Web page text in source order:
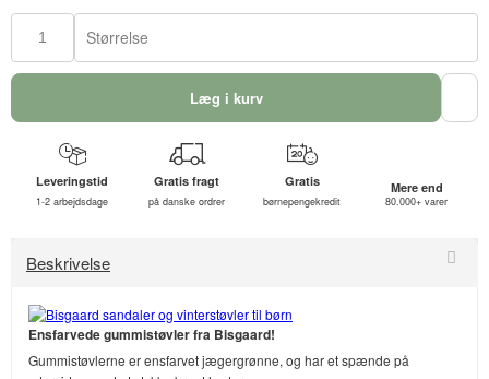
Størrelse
Læg i kurv
Leveringstid
1-2 arbejdsdage
Gratis fragt
på danske ordrer
Gratis
børnepengekredit
Mere end
80.000+ varer
Beskrivelse
Ensfarvede gummistøvler fra Bisgaard!
Gummistøvlerne er ensfarvet jægergrønne, og har et spænde på